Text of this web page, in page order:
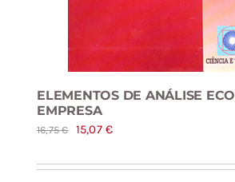
ELEMENTOS DE ANÁLISE
EMPRESA
16,75€
O
original
15,07€O
atual